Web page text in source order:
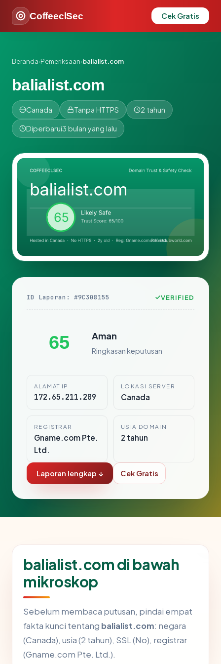
CoffeeclSec Cek Gratis
Beranda›Pemeriksaan›balialist.com
balialist.com
Canada Tanpa HTTPS 2 tahun
Diperbarui3 bulan yang lalu
ID Laporan: #9C308155 VERIFIED
65 Aman
Ringkasan keputusan
ALAMAT IP
172.65.211.209
LOKASI SERVER
Canada
REGISTRAR
Gname.com Pte.
Ltd.
USIA DOMAIN
2 tahun
Laporan lengkap ↓ Cek Gratis
balialist.com di bawah
mikroskop
Sebelum membaca putusan, pindai empat
fakta kunci tentang balialist.com: negara
(Canada), usia (2 tahun), SSL (No), registrar
(Gname.com Pte. Ltd.).